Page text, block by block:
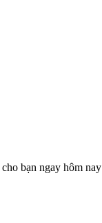
bạn ngay hôm nay